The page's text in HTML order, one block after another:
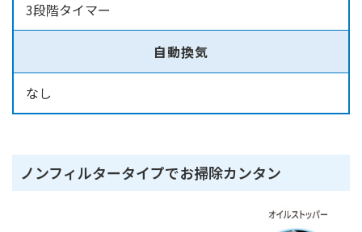
3段階タイマー
自動換気
なし
ノンフィルタータイプでお掃除カンタン